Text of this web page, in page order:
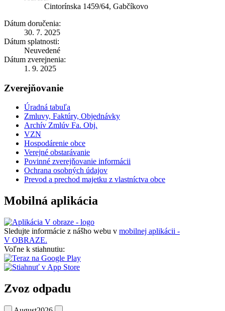
Cintorínska 1459/64, Gabčíkovo
Dátum doručenia:
30. 7. 2025
Dátum splatnosti:
Neuvedené
Dátum zverejnenia:
1. 9. 2025
Zverejňovanie
Úradná tabuľa
Zmluvy, Faktúry, Objednávky
Archív Zmlúv Fa. Obj.
VZN
Hospodárenie obce
Verejné obstarávanie
Povinné zverejňovanie informácii
Ochrana osobných údajov
Prevod a prechod majetku z vlastníctva obce
Mobilná aplikácia
Sledujte informácie z nášho webu v mobilnej aplikácii -
V OBRAZE.
Voľne k stiahnutiu:
Zvoz odpadu